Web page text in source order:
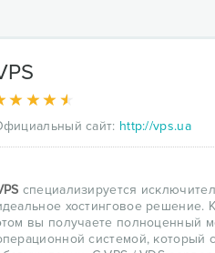
сайт: http://vps.ua
специализируется
хостинговое решение.
вы получаете полноценный
системой,